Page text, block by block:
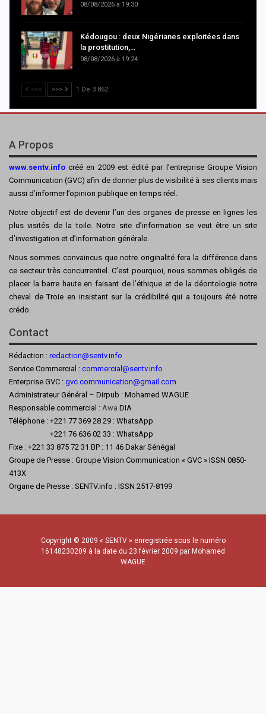
08/08/2026 à 19:30
Kédougou : deux Nigérianes exploitées dans
la prostitution,…
08/08/2026 à 19:24
<<< >>> 1 De 3 862
A Propos
www.sentv.info créé en 2009 est édité par l’entreprise Groupe Vision
Communication (GVC) afin de donner plus de visibilité à ses clients mais
aussi d’informer l’opinion publique en temps réel.
Notre objectif est de devenir l’un des organes de presse en lignes les
plus visités de la toile. Notre site d’information se veut être un site
d’investigation et d’information générale.
Nous sommes convaincus que notre originalité fera la différence dans
ce secteur très concurrentiel. C’est pourquoi, nous sommes obligés de
placer la barre haute en faisant de l’éthique et de la déontologie notre
cheval de Troie en insistant sur la crédibilité qui a toujours été notre
crédo.
Contact
Rédaction : redaction@sentv.info
Service Commercial : commercial@sentv.info
Enterprise GVC : gvc.communication@gmail.com
Administrateur Général – Dirpub : Mohamed WAGUE
Responsable commercial : Awa DIA
Téléphone : +221 77 369 28 29 : WhatsApp
+221 76 636 02 33 : WhatsApp
Fixe : +221 33 875 72 31 BP : 11 46 Dakar Sénégal
Groupe de Presse : Groupe Vision Communication « GVC » ISSN 0850-
413X
Organe de Presse : SENTV.info : ISSN 2517-8199
Copyright © 2009 « SENTV » enregistrée sous le numéro
16148230209 à la date du 23 février 2009 par Mohamed
WAGUE